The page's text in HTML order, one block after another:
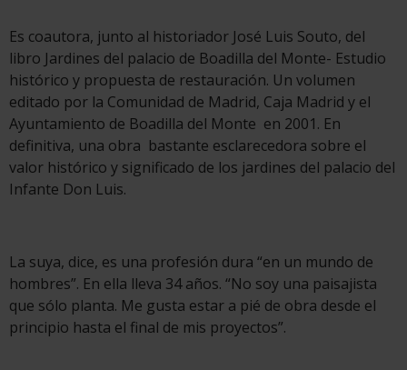
Es coautora, junto al historiador José Luis Souto, del
libro Jardines del palacio de Boadilla del Monte- Estudio
histórico y propuesta de restauración. Un volumen
editado por la Comunidad de Madrid, Caja Madrid y el
Ayuntamiento de Boadilla del Monte en 2001. En
definitiva, una obra bastante esclarecedora sobre el
valor histórico y significado de los jardines del palacio del
Infante Don Luis.
La suya, dice, es una profesión dura “en un mundo de
hombres”. En ella lleva 34 años. “No soy una paisajista
que sólo planta. Me gusta estar a pié de obra desde el
principio hasta el final de mis proyectos”.